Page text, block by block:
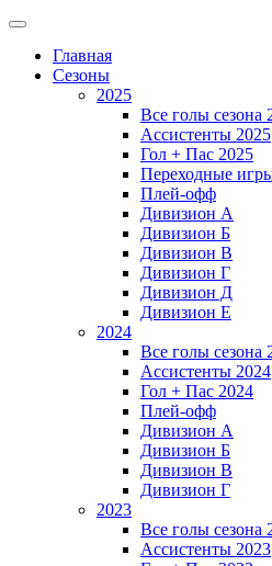
Главная
Сезоны
2025
Все голы сезона
Ассистенты 2025
Гол + Пас 2025
Переходные
Плей-офф
Дивизион A
Дивизион Б
Дивизион В
Дивизион Г
Дивизион Д
Дивизион Е
2024
Все голы сезона
Ассистенты 2024
Гол + Пас 2024
Плей-офф
Дивизион A
Дивизион Б
Дивизион В
Дивизион Г
2023
Все голы сезона
Ассистенты 2023